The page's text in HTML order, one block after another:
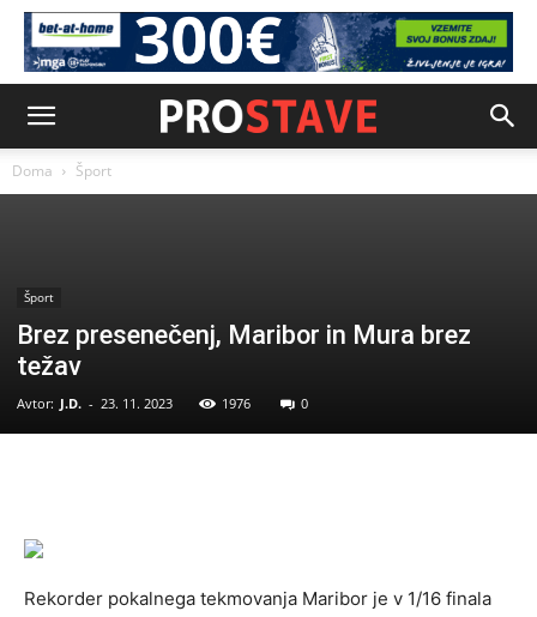
Doma Šport
Šport
Brez presenečenj, Maribor in Mura brez
težav
Avtor: J.D. - 23. 11. 2023 1976 0
Rekorder pokalnega tekmovanja Maribor je v 1/16 finala